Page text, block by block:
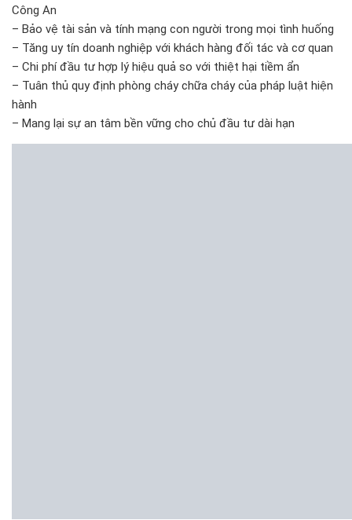
Công An
– Bảo vệ tài sản và tính mạng con người trong mọi tình huống
– Tăng uy tín doanh nghiệp với khách hàng đối tác và cơ quan
– Chi phí đầu tư hợp lý hiệu quả so với thiệt hại tiềm ẩn
– Tuân thủ quy định phòng cháy chữa cháy của pháp luật hiện
hành
– Mang lại sự an tâm bền vững cho chủ đầu tư dài hạn